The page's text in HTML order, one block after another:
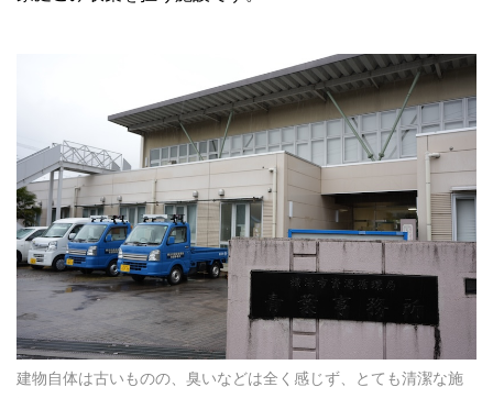
建物自体は古いものの、臭いなどは全く感じず、とても清潔な施